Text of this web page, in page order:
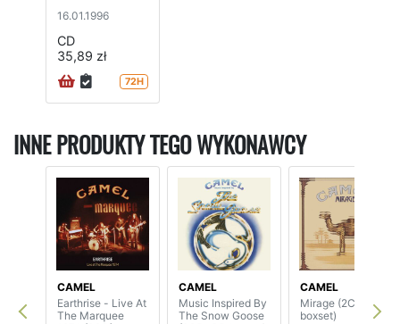
16.01.1996
CD
35,89 zł
72H
INNE PRODUKTY TEGO WYKONAWCY
CAMEL
Earthrise - Live At
The Marquee
CAMEL
Music Inspired By
The Snow Goose
CAMEL
Mirage (2CD+BD
boxset)